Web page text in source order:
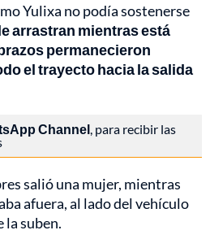
Yulixa no podía sostenerse
arrastran mientras está
permanecieron
el trayecto hacia la salida
Channel , para recibir las
salió una mujer, mientras
afuera, al lado del vehículo
la suben.